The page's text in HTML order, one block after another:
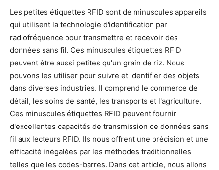
Les petites étiquettes RFID sont de minuscules appareils
qui utilisent la technologie d'identification par
radiofréquence pour transmettre et recevoir des
données sans fil. Ces minuscules étiquettes RFID
peuvent être aussi petites qu'un grain de riz. Nous
pouvons les utiliser pour suivre et identifier des objets
dans diverses industries. Il comprend le commerce de
détail, les soins de santé, les transports et l'agriculture.
Ces minuscules étiquettes RFID peuvent fournir
d'excellentes capacités de transmission de données sans
fil aux lecteurs RFID. Ils nous offrent une précision et une
efficacité inégalées par les méthodes traditionnelles
telles que les codes-barres. Dans cet article, nous allons